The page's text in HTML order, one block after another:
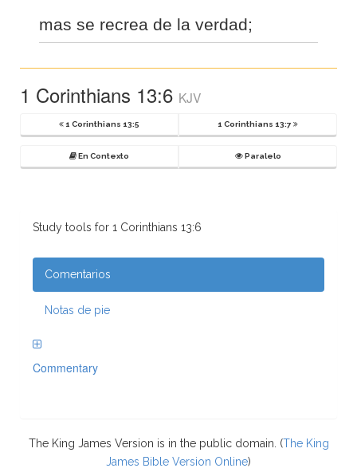
mas se recrea de la verdad;
1 Corinthians 13:6 KJV
1 Corinthians 13:5 1 Corinthians 13:7
En Contexto Paralelo
Study tools for 1 Corinthians 13:6
Comentarios
Notas de pie
Commentary
The King James Version is in the public domain. (The King
James Bible Version Online)